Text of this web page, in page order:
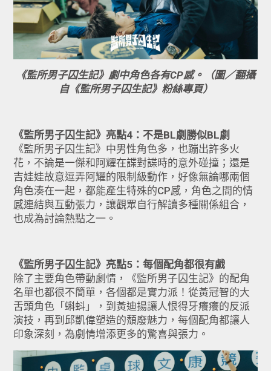
《監所男子囚生記》劇中角色各有CP感。（圖／翻攝
自《監所男子囚生記》粉絲專頁）
《監所男子囚生記》亮點4：不是BL劇勝似BL劇
《監所男子囚生記》中男性角色多，也蹦出許多火
花，不論是一傑和阿耀在諜對諜時的意外碰撞；還是
吉娃娃故意逗弄阿耀的限制級動作，好像無論哪兩個
角色湊在一起，都能產生特殊的CP感，角色之間的情
感連結與互動張力，讓觀眾自行解讀多種關係組合，
也成為討論熱點之一。
《監所男子囚生記》亮點5：每個配角都很有戲
除了主要角色帶動劇情，《監所男子囚生記》的配角
名單也都很不簡單，各個都是實力派！從黃冠智的大
舌頭角色「蝌蚪」，到黃迪揚讓人恨得牙癢癢的反派
演技，再到邱凱偉塑造的頹廢魅力，每個配角都讓人
印象深刻，為劇情增添更多的驚喜與張力。